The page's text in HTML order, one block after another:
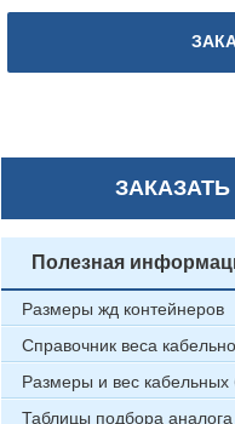
ЗАКАЗАТЬ
Полезная
Размеры жд контейнеров
Справочник веса
Размеры и вес кабельных
Таблицы подбора аналога